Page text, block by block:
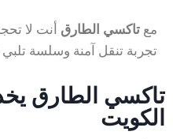
مع تاكسي الطارق أنت لا
تجربة تنقل آمنة وسلسة تلبي
تاكسي الطارق
الكويت